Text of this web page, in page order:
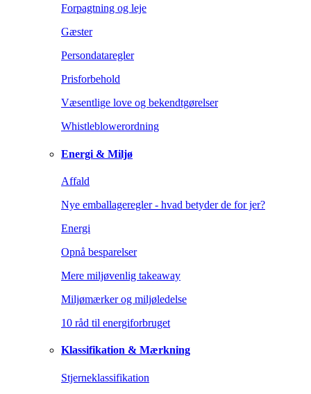
Forpagtning og leje
Gæster
Persondataregler
Prisforbehold
Væsentlige love og bekendtgørelser
Whistleblowerordning
Energi & Miljø
Affald
Nye emballageregler - hvad betyder de for jer?
Energi
Opnå besparelser
Mere miljøvenlig takeaway
Miljømærker og miljøledelse
10 råd til energiforbruget
Klassifikation & Mærkning
Stjerneklassifikation